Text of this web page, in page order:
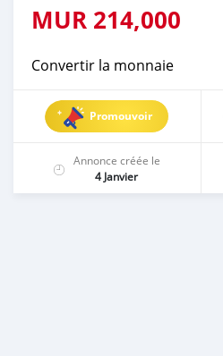
MUR 214,000
Convertir la monnaie
Promouvoir
Annonce créée le
4 Janvier